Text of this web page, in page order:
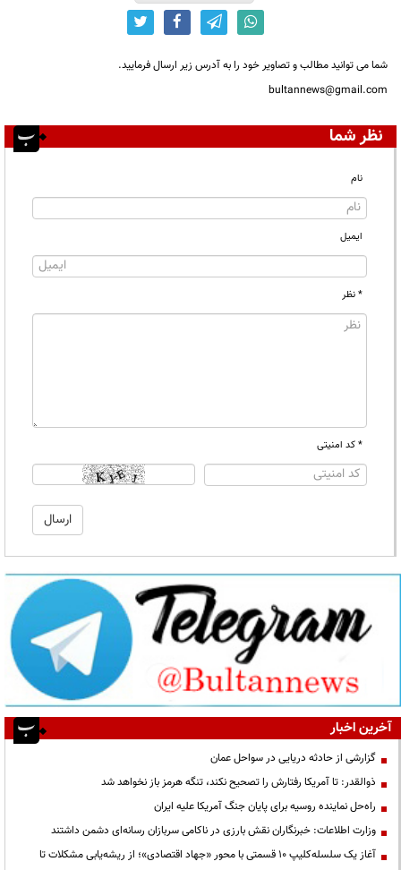
شما می توانید مطالب و تصاویر خود را به آدرس زیر ارسال فرمایید.
bultannews@gmail.com
نظر شما
نام
ایمیل
* نظر
* کد امنیتی
آخرین اخبار
گزارشی از حادثه دریایی در سواحل عمان
ذوالقدر: تا آمریکا رفتارش را تصحیح نکند، تنگه هرمز باز نخواهد شد
راه‌حل نماینده روسیه برای پایان جنگ آمریکا علیه ایران
وزارت اطلاعات: خبرنگاران نقش بارزی در ناکامی سربازان رسانه‌ای دشمن داشتند
آغاز یک سلسله‌کلیپ ۱۰ قسمتی با محور «جهاد اقتصادی»؛ از ریشه‌یابی مشکلات تا